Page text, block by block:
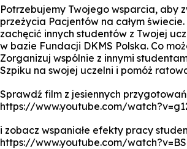
Potrzebujemy Twojego wsparcia, aby
przeżycia Pacjentów na całym świecie.
zachęcić innych studentów z Twojej
w bazie Fundacji DKMS Polska. Co
Zorganizuj wspólnie z innymi
Szpiku na swojej uczelni i pomóż
Sprawdź film z jesiennych
https://www.youtube.com/
i zobacz wspaniałe efekty pracy
https://www.youtube.com/